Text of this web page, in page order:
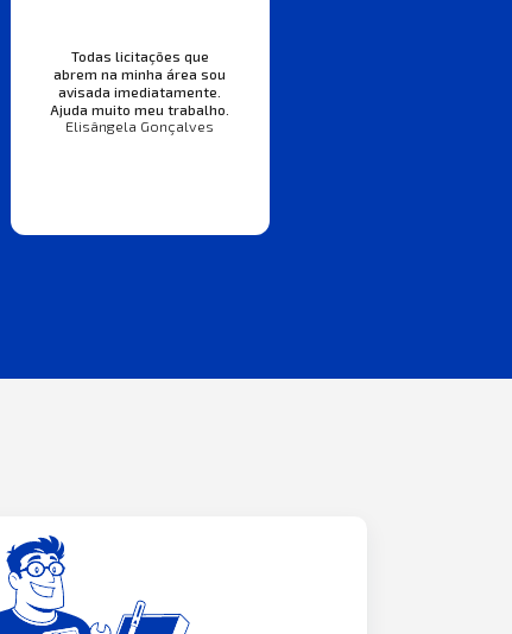
Todas licitações que
abrem na minha área sou
avisada imediatamente.
Ajuda muito meu trabalho.
Elisângela Gonçalves